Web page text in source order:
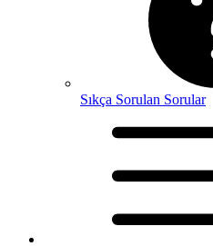
Sıkça Sorulan Sorular